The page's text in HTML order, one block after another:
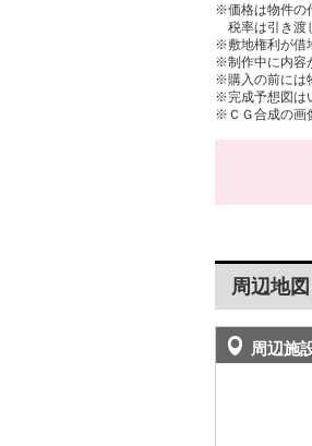
※価格は物件の
税率は引き渡
※敷地権利が借
※制作中に内容
※購入の前には
※完成予想図は
※ＣＧ合成の画
周辺地図
周辺施